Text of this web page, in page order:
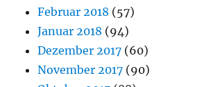
Februar 2018 (57)
Januar 2018 (94)
Dezember 2017 (60)
November 2017 (90)